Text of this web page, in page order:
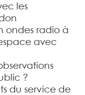
les
ondes radio à
avec
?
du service de